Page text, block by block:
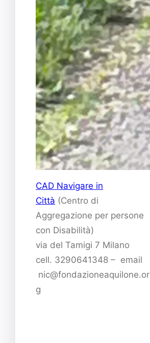
CAD Navigare in
Città (Centro di
Aggregazione per persone
con Disabilità)
via del Tamigi 7 Milano
cell. 3290641348 – email
nic@fondazioneaquilone.or
g